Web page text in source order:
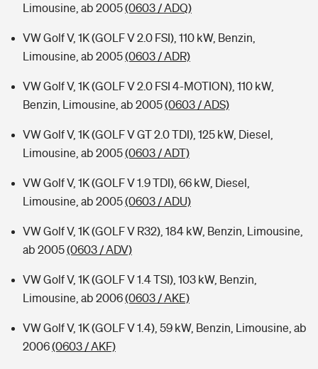
Limousine, ab 2005(0603 / ADQ)
VW Golf V, 1K (GOLF V 2.0 FSI), 110 kW, Benzin,
Limousine, ab 2005(0603 / ADR)
VW Golf V, 1K (GOLF V 2.0 FSI 4-MOTION), 110 kW,
Benzin, Limousine, ab 2005(0603 / ADS)
VW Golf V, 1K (GOLF V GT 2.0 TDI), 125 kW, Diesel,
Limousine, ab 2005(0603 / ADT)
VW Golf V, 1K (GOLF V 1.9 TDI), 66 kW, Diesel,
Limousine, ab 2005(0603 / ADU)
VW Golf V, 1K (GOLF V R32), 184 kW, Benzin, Limousine,
ab 2005(0603 / ADV)
VW Golf V, 1K (GOLF V 1.4 TSI), 103 kW, Benzin,
Limousine, ab 2006(0603 / AKE)
VW Golf V, 1K (GOLF V 1.4), 59 kW, Benzin, Limousine, ab
2006(0603 / AKF)